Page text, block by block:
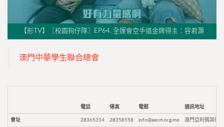
【形TV】〖校園狗仔隊〗EP64. 全運會空手道金牌得主：容君灝
澳門中華學生聯合總會
電話 傳真 電郵 通訊地址
會址 28365314 28358558 info@aecm.org.mo 澳門亞利鴉架街9